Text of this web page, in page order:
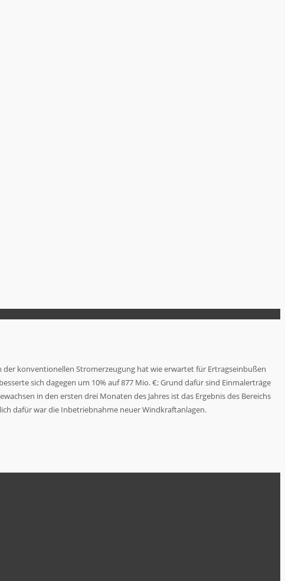
der konventionellen Stromerzeugung hat wie erwartet für Ertragseinbußen
sich dagegen um 10% auf 877 Mio. €; Grund dafür sind Einmalerträge
in den ersten drei Monaten des Jahres ist das Ergebnis des Bereichs
dafür war die Inbetriebnahme neuer Windkraftanlagen.